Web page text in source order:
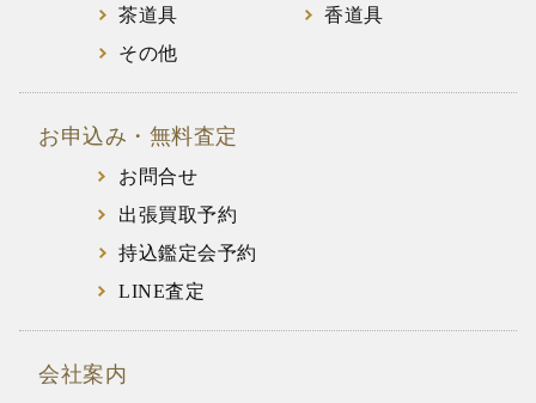
茶道具
香道具
その他
お申込み・無料査定
お問合せ
出張買取予約
持込鑑定会予約
LINE査定
会社案内